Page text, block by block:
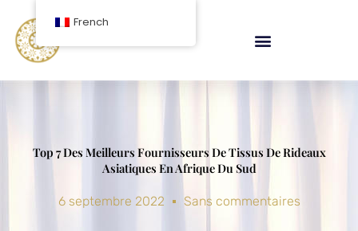
contenu
Top 7 Des Meilleurs Fournisseurs De Tissus De Rideaux
Asiatiques En Afrique Du Sud
6 septembre 2022 Sans commentaires
French